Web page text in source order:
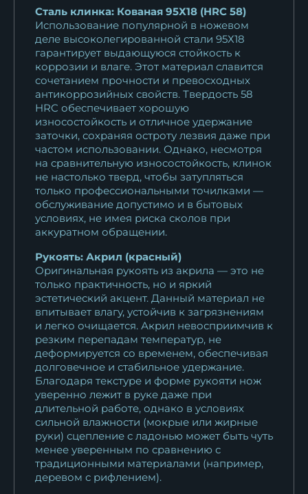
Кухонный нож Шеф № 5
сталь Х12МФ...
12 639₽
Кухонный нож Шеф № 5
сталь Х12МФ...
12 639₽
Кухонный нож Шеф № 5
сталь Х12МФ...
12 639₽
Нож Шеф № 5 сталь 95Х18
рукоять акрил...
10 769₽
Нож Шеф № 5 сталь 95Х18
рукоять акрил...
10 769₽
Кухонный нож Шеф № 5
сталь К340...
13 959₽
Сталь клинка: Кованая 95Х18 (HRC 58)
Использование популярной в ножевом
деле высоколегированной стали 95Х18
гарантирует выдающуюся стойкость к
коррозии и влаге. Этот материал славится
сочетанием прочности и превосходных
антикоррозийных свойств. Твердость 58
HRC обеспечивает хорошую
износостойкость и отличное удержание
заточки, сохраняя остроту лезвия даже при
частом использовании. Однако, несмотря
на сравнительную износостойкость, клинок
не настолько тверд, чтобы затупляться
только профессиональными точилками —
обслуживание допустимо и в бытовых
условиях, не имея риска сколов при
аккуратном обращении.
Рукоять: Акрил (красный)
Оригинальная рукоять из акрила — это не
только практичность, но и яркий
эстетический акцент. Данный материал не
впитывает влагу, устойчив к загрязнениям
и легко очищается. Акрил невосприимчив к
резким перепадам температур, не
деформируется со временем, обеспечивая
долговечное и стабильное удержание.
Благодаря текстуре и форме рукояти нож
уверенно лежит в руке даже при
длительной работе, однако в условиях
сильной влажности (мокрые или жирные
руки) сцепление с ладонью может быть чуть
менее уверенным по сравнению с
традиционными материалами (например,
деревом с рифлением).